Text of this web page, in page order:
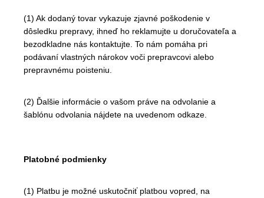
(1) Ak dodaný tovar vykazuje zjavné poškodenie v
dôsledku prepravy, ihneď ho reklamujte u doručovateľa a
bezodkladne nás kontaktujte. To nám pomáha pri
podávaní vlastných nárokov voči prepravcovi alebo
prepravnému poisteniu.
(2) Ďalšie informácie o vašom práve na odvolanie a
šablónu odvolania nájdete na uvedenom odkaze.
Platobné podmienky
(1) Platbu je možné uskutočniť platbou vopred, na